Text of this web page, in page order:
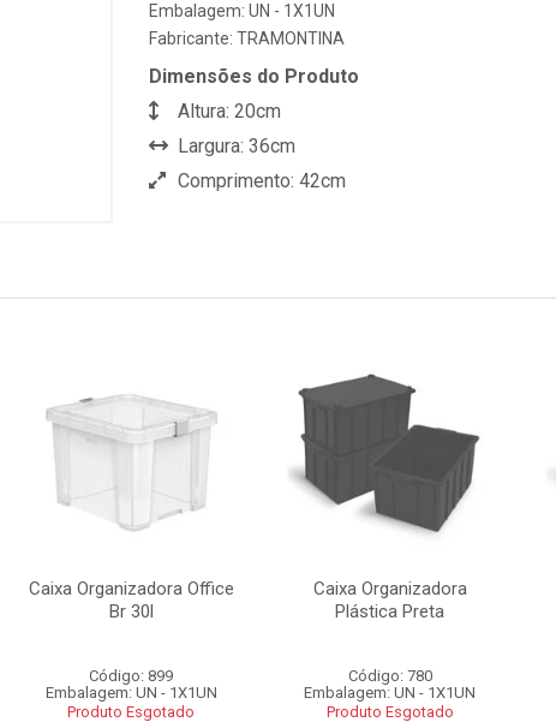
Embalagem: UN - 1X1UN
Fabricante: TRAMONTINA
Dimensões do Produto
Altura: 20cm
Largura: 36cm
Comprimento: 42cm
Caixa Organizadora Office
Br 30l
Código: 899
Embalagem: UN - 1X1UN
Produto Esgotado
Caixa Organizadora
Plástica Preta
Código: 780
Embalagem: UN - 1X1UN
Produto Esgotado